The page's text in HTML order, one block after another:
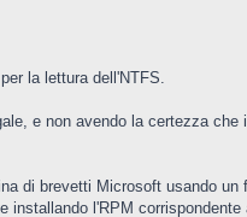
la lettura dell'NTFS.
e non avendo la certezza
di brevetti Microsoft usando
installando l'RPM corrispondente